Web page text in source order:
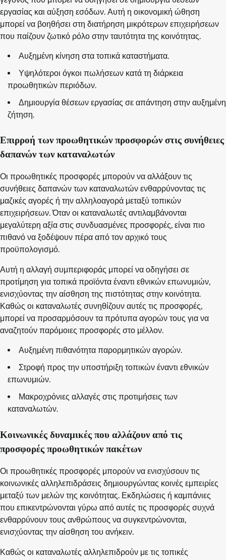
εργασίας και αύξηση εσόδων. Αυτή η οικονομική ώθηση
μπορεί να βοηθήσει στη διατήρηση μικρότερων επιχειρήσεων
που παίζουν ζωτικό ρόλο στην ταυτότητα της κοινότητας.
Αυξημένη κίνηση στα τοπικά καταστήματα.
Υψηλότεροι όγκοι πωλήσεων κατά τη διάρκεια
προωθητικών περιόδων.
Δημιουργία θέσεων εργασίας σε απάντηση στην αυξημένη
ζήτηση.
Επιρροή των προωθητικών προσφορών στις συνήθειες
δαπανών των καταναλωτών
Οι προωθητικές προσφορές μπορούν να αλλάξουν τις
συνήθειες δαπανών των καταναλωτών ενθαρρύνοντας τις
μαζικές αγορές ή την αλληλοαγορά μεταξύ τοπικών
επιχειρήσεων. Όταν οι καταναλωτές αντιλαμβάνονται
μεγαλύτερη αξία στις συνδυασμένες προσφορές, είναι πιο
πιθανό να ξοδέψουν πέρα από τον αρχικό τους
προϋπολογισμό.
Αυτή η αλλαγή συμπεριφοράς μπορεί να οδηγήσει σε
προτίμηση για τοπικά προϊόντα έναντι εθνικών επωνυμιών,
ενισχύοντας την αίσθηση της πιστότητας στην κοινότητα.
Καθώς οι καταναλωτές συνηθίζουν αυτές τις προσφορές,
μπορεί να προσαρμόσουν τα πρότυπα αγορών τους για να
αναζητούν παρόμοιες προσφορές στο μέλλον.
Αυξημένη πιθανότητα παρορμητικών αγορών.
Στροφή προς την υποστήριξη τοπικών έναντι εθνικών
επωνυμιών.
Μακροχρόνιες αλλαγές στις προτιμήσεις των
καταναλωτών.
Κοινωνικές δυναμικές που αλλάζουν από τις
προσφορές προωθητικών πακέτων
Οι προωθητικές προσφορές μπορούν να ενισχύσουν τις
κοινωνικές αλληλεπιδράσεις δημιουργώντας κοινές εμπειρίες
μεταξύ των μελών της κοινότητας. Εκδηλώσεις ή καμπάνιες
που επικεντρώνονται γύρω από αυτές τις προσφορές συχνά
ενθαρρύνουν τους ανθρώπους να συγκεντρώνονται,
ενισχύοντας την αίσθηση του ανήκειν.
Καθώς οι καταναλωτές αλληλεπιδρούν με τις τοπικές